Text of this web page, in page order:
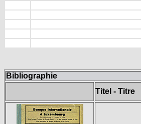
Bibliographie
Titel - Titre